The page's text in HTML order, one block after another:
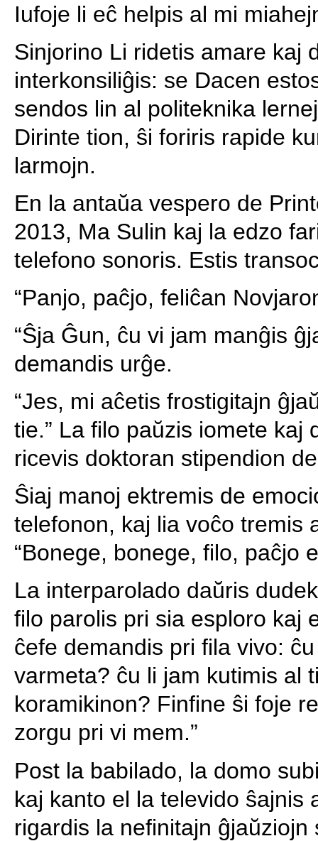
Iufoje li eĉ helpis al mi
Sinjorino Li ridetis amare kaj
interkonsiliĝis: se Dacen
sendos lin al politeknika
Dirinte tion, ŝi foriris rapide
larmojn.
En la antaŭa vespero de
2013, Ma Sulin kaj la edzo
telefono sonoris. Estis
“Panjo, paĉjo, feliĉan
“Ŝja Ĝun, ĉu vi jam manĝis
demandis urĝe.
“Jes, mi aĉetis frostigitajn
tie.” La filo paŭzis iomete kaj
ricevis doktoran stipendion
Ŝiaj manoj ektremis de
telefonon, kaj lia voĉo tremis
“Bonege, bonege, filo, paĉjo
La interparolado daŭris
filo parolis pri sia esploro kaj
ĉefe demandis pri fila vivo:
varmeta? ĉu li jam kutimis al
koramikinon? Finfine ŝi foje
zorgu pri vi mem.”
Post la babilado, la domo
kaj kanto el la televido ŝajnis
rigardis la nefinitajn